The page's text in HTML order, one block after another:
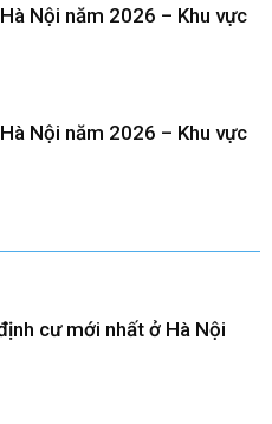
Nội năm 2026 – Khu vực
Nội năm 2026 – Khu vực
cư mới nhất ở Hà Nội